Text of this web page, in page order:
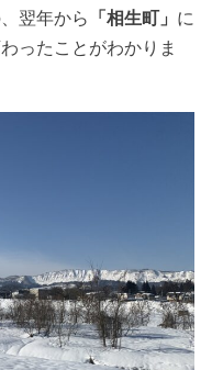
翌年から 「相生町」 に
ったことがわかりま